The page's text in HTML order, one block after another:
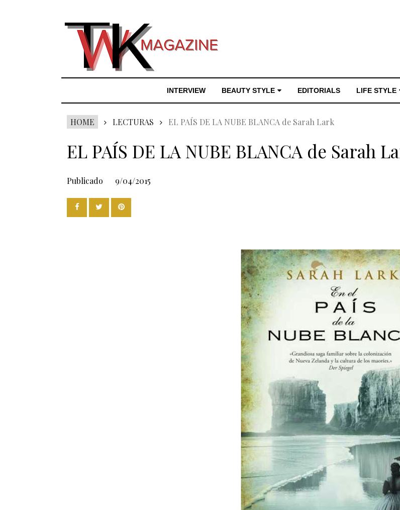
INTERVIEW BEAUTY STYLE EDITORIALS LIFE STYLE
HOME LECTURAS EL PAÍS DE LA NUBE BLANCA de Sarah Lark
EL PAÍS DE LA NUBE BLANCA de Sarah
Publicado 9/04/2015